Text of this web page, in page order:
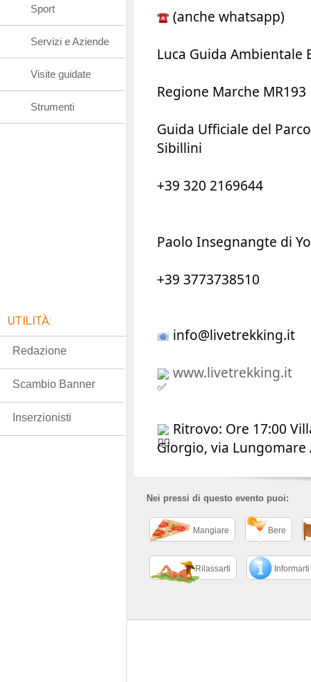
(anche whatsapp)
Luca Guida Ambientale
Regione Marche MR193
Guida Ufficiale del
Sibillini
+39 320 2169644
Paolo Insegnangte di
+39 3773738510
info@livetrekking.it
www.livetrekking.it
Ritrovo: Ore 17:00
Giorgio, via
Nei pressi di questo evento puoi:
Mangiare Bere
Rilassarti Informarti
Sport
Servizi e Aziende
Visite guidate
Strumenti
UTILITÀ:
Redazione
Scambio Banner
Inserzionisti